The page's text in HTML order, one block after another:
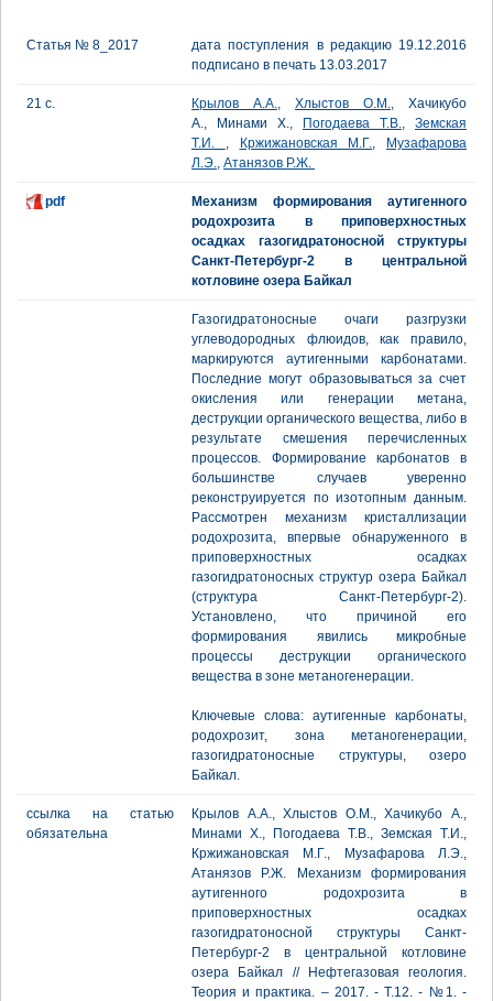
Статья № 8_2017
дата поступления в редакцию 19.12.2016
подписано в печать 13.03.2017
21 с. Крылов А.А., Хлыстов О.М., Хачикубо
А., Минами Х.,
Погодаева Т.В., Земская
Т.И. , Кржижановская М.Г.,
Музафарова
Л.Э., Атанязов Р.Ж.
pdf
Механизм формирования аутигенного
родохрозита в приповерхностных
осадках газогидратоносной структуры
Санкт-Петербург-2 в центральной
котловине озера Байкал
Газогидратоносные очаги разгрузки
углеводородных флюидов, как правило,
маркируются аутигенными карбонатами.
Последние могут образовываться за счет
окисления или генерации метана,
деструкции органического вещества, либо в
результате смешения перечисленных
процессов. Формирование карбонатов в
большинстве случаев уверенно
реконструируется по изотопным данным.
Рассмотрен механизм кристаллизации
родохрозита, впервые обнаруженного в
приповерхностных осадках
газогидратоносных структур озера Байкал
(структура Санкт-Петербург-2).
Установлено, что причиной его
формирования явились микробные
процессы деструкции органического
вещества в зоне метаногенерации.
Ключевые слова: аутигенные карбонаты,
родохрозит, зона метаногенерации,
газогидратоносные структуры, озеро
Байкал.
ссылка на статью
обязательна
Крылов А.А., Хлыстов О.М., Хачикубо А.,
Минами Х., Погодаева Т.В., Земская Т.И.,
Кржижановская М.Г., Музафарова Л.Э.,
Атанязов Р.Ж. Механизм формирования
аутигенного родохрозита в
приповерхностных осадках
газогидратоносной структуры Санкт-
Петербург-2 в центральной котловине
озера Байкал // Нефтегазовая геология.
Теория и практика. – 2017. - Т.12. - №1. -